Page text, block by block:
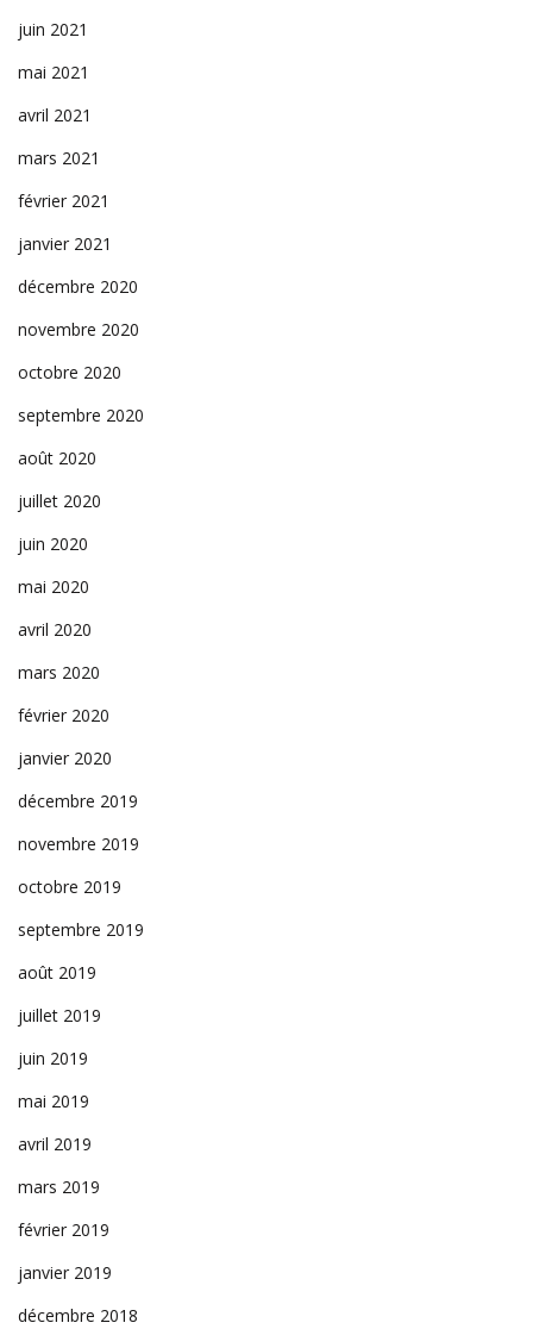
juin 2021
mai 2021
avril 2021
mars 2021
février 2021
janvier 2021
décembre 2020
novembre 2020
octobre 2020
septembre 2020
août 2020
juillet 2020
juin 2020
mai 2020
avril 2020
mars 2020
février 2020
janvier 2020
décembre 2019
novembre 2019
octobre 2019
septembre 2019
août 2019
juillet 2019
juin 2019
mai 2019
avril 2019
mars 2019
février 2019
janvier 2019
décembre 2018